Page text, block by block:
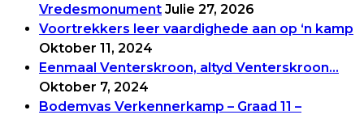
Vredesmonument Julie 27, 2026
Voortrekkers leer vaardighede aan op ‘n kamp
Oktober 11, 2024
Eenmaal Venterskroon, altyd Venterskroon…
Oktober 7, 2024
Bodemvas Verkennerkamp – Graad 11 –